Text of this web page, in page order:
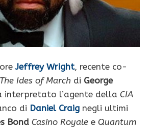
Jeffrey Wright, recente co-
The Ides of March di George
interpretato l’agente della CIA
di Daniel Craig negli ultimi
Bond Casino Royale e Quantum